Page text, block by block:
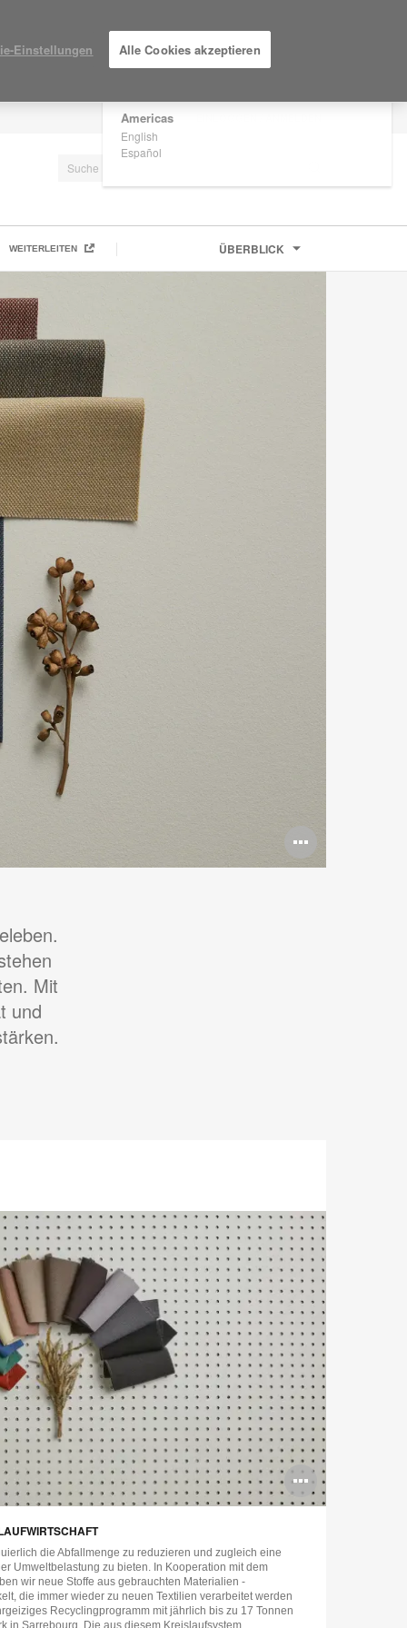
Are you in United States?
Americas
English
Español
ÜBERBLICK
WEITERLEITEN
öffnen
Mit
und
öffnen
die Abfallmenge zu reduzieren und zugleich eine
Umweltbelastung zu bieten. In Kooperation mit dem
wir neue Stoffe aus gebrauchten Materialien -
die immer wieder zu neuen Textilien verarbeitet werden
Recyclingprogramm mit jährlich bis zu 17 Tonnen
in Sarrebourg. Die aus diesem Kreislaufsystem
Einstellungen Alle Cookies akzeptieren